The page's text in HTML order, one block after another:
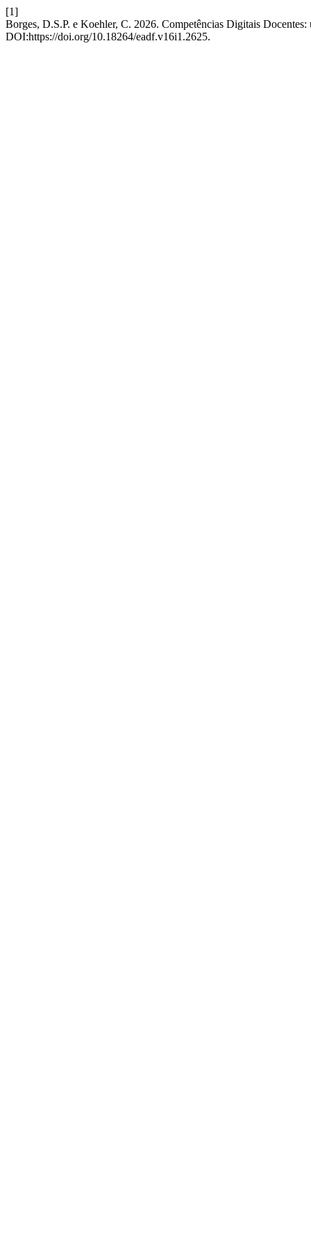
[1]
Borges, D.S.P. e Koehler, C. 2026. Competências Digitais
DOI:https://doi.org/10.18264/eadf.v16i1.2625.